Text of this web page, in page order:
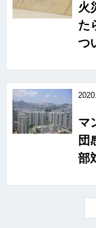
火
た
つ
マ
団
部